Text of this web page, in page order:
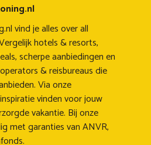
vind je alles over all
hotels & resorts,
scherpe aanbiedingen en
& reisbureaus die
Via onze
vinden voor jouw
vakantie. Bij onze
met garanties van ANVR,